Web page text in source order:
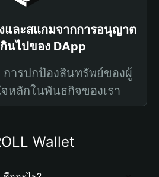
และสแกมจากการอนุญาต
นไปของ DApp
การปกป้องสินทรัพย์ของผู้
หลักในพันธกิจของเรา
Wallet